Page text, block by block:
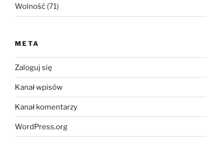
Wolność (71)
META
Zaloguj się
Kanał wpisów
Kanał komentarzy
WordPress.org